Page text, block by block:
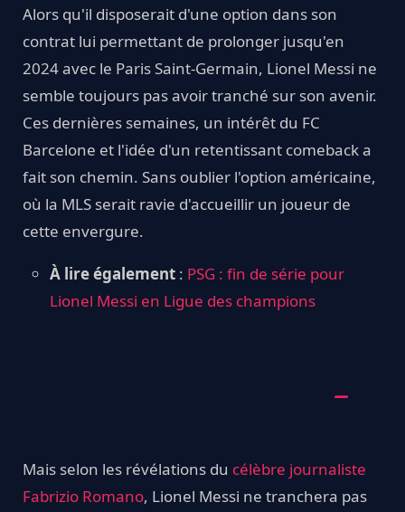
Alors qu'il disposerait d'une option dans son
contrat lui permettant de prolonger jusqu'en
2024 avec le Paris Saint-Germain, Lionel Messi ne
semble toujours pas avoir tranché sur son avenir.
Ces dernières semaines, un intérêt du FC
Barcelone et l'idée d'un retentissant comeback a
fait son chemin. Sans oublier l'option américaine,
où la MLS serait ravie d'accueillir un joueur de
cette envergure.
À lire également : PSG : fin de série pour
Lionel Messi en Ligue des champions
Mais selon les révélations du célèbre journaliste
Fabrizio Romano, Lionel Messi ne tranchera pas